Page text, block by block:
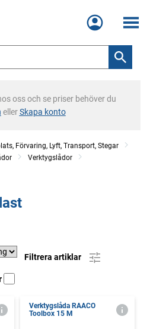
Meny
oss och se priser behöver du
ellerSkapa konto
Förvaring, Lyft, Transport, Stegar
Verktygslådor
Filtrera artiklar
Verktygslåda RAACO
Toolbox 15 M